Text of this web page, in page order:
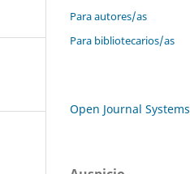
Para autores/as
Para bibliotecarios/as
Open Journal Systems